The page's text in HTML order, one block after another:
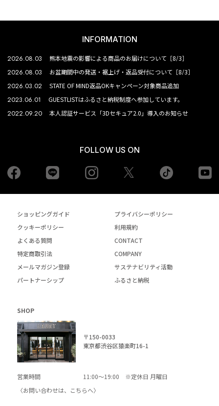
INFORMATION
2026.08.03 熊本地震の影響による商品のお届けについて［8/3］
2026.08.03 お盆期間中の発送・裾上げ・返品受付について［8/3］
2026.03.02 STATE OF MIND返品OKキャンペーン対象商品追加
2023.06.01 GUESTLISTはふるさと納税制度へ参加しています。
2022.09.20 本人認証サービス「3Dセキュア2.0」導入のお知らせ
FOLLOW US ON
Facebook Instagram tiktok
ショッピングガイド
プライバシーポリシー
クッキーポリシー
利用規約
よくある質問
CONTACT
特定商取引法
COMPANY
メールマガジン登録
サステナビリティ活動
パートナーシップ
ふるさと納税
SHOP
〒150-0033
東京都渋谷区猿楽町16-1
営業時間
11:00～19:00 ※定休日 月曜日
〈お問い合わせは、
こちらへ〉